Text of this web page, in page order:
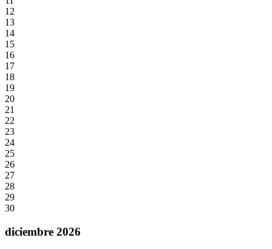
12
13
14
15
16
17
18
19
20
21
22
23
24
25
26
27
28
29
30
diciembre 2026